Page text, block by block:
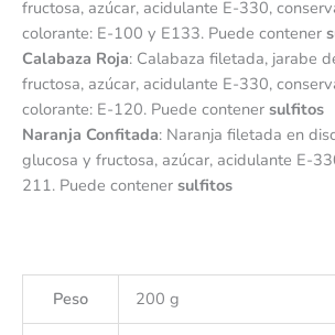
fructosa, azúcar, acidulante E-330,
colorante: E-100 y E133. Puede contener
Calabaza Roja: Calabaza filetada, jarabe
fructosa, azúcar, acidulante E-330,
colorante: E-120. Puede contener sulfitos
Naranja Confitada: Naranja filetada en
glucosa y fructosa, azúcar, acidulante E-
211. Puede contener sulfitos
Peso 200 g